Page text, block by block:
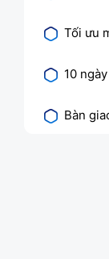
Tối ưu
10
Bàn